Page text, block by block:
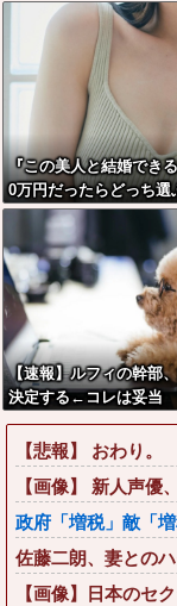
『この美人と結婚でき
0万円だったらどっち
【速報】ルフィの幹部
決定する←コレは妥当
か？？？？？？？
【悲報】 おわり。
【画像】 新人声優
政府「増税」敵「
佐藤二朗、妻との
【画像】日本のセ